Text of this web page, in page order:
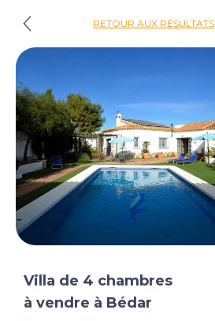
RETOUR AUX RÉSULTATS
Villa de 4 chambres
à vendre à Bédar